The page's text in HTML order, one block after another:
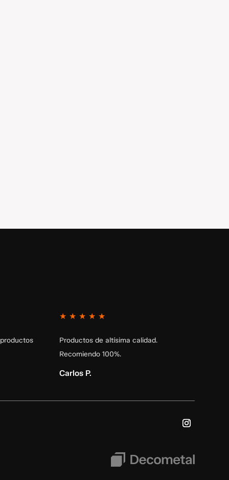
★ ★ ★ ★ ★
Productos de altísima calidad.
Recomiendo 100%.
Carlos P.